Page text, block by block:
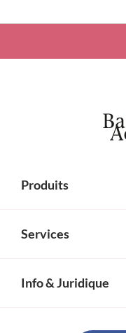
Produits
Services
Info & Juridique